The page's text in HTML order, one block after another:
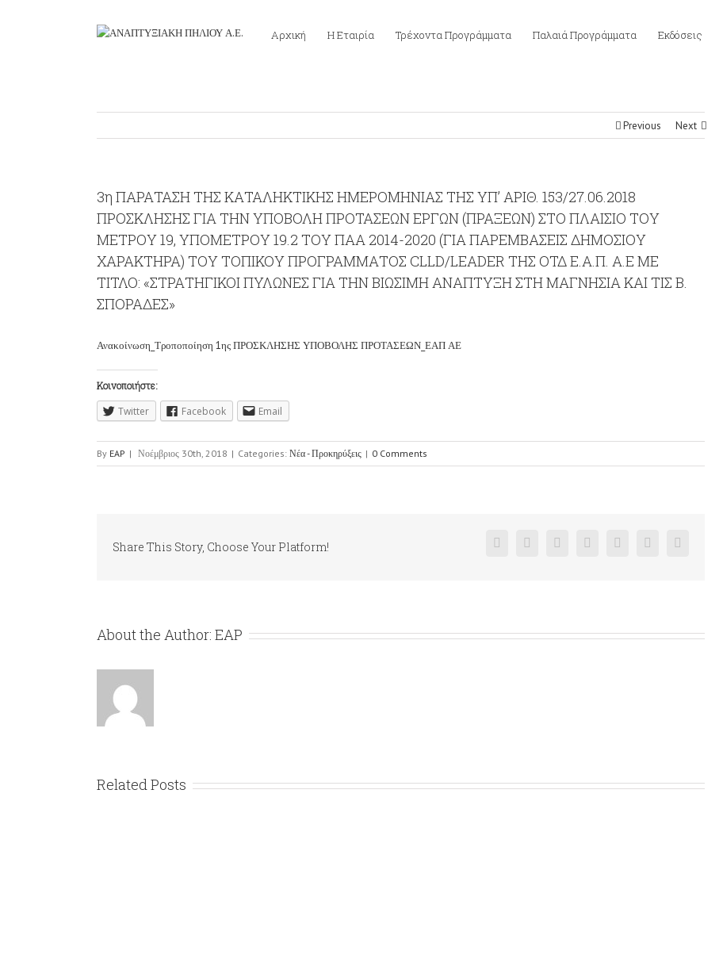
Αρχική Η Εταιρία Τρέχοντα Προγράμματα Παλαιά Προγράμματα Εκδόσεις
Previous Next
3η ΠΑΡΑΤΑΣΗ ΤΗΣ ΚΑΤΑΛΗΚΤΙΚΗΣ ΗΜΕΡΟΜΗΝΙΑΣ ΤΗΣ ΥΠ’ ΑΡΙΘ. 153/27.06.2018
ΠΡΟΣΚΛΗΣΗΣ ΓΙΑ ΤΗΝ ΥΠΟΒΟΛΗ ΠΡΟΤΑΣΕΩΝ ΕΡΓΩΝ (ΠΡΑΞΕΩΝ) ΣΤΟ ΠΛΑΙΣΙΟ ΤΟΥ
ΜΕΤΡΟΥ 19, ΥΠΟΜΕΤΡΟΥ 19.2 ΤΟΥ ΠΑΑ 2014-2020 (ΓΙΑ ΠΑΡΕΜΒΑΣΕΙΣ ΔΗΜΟΣΙΟΥ
ΧΑΡΑΚΤΗΡΑ) ΤΟΥ ΤΟΠΙΚΟΥ ΠΡΟΓΡΑΜΜΑΤΟΣ CLLD/LEADER ΤΗΣ ΟΤΔ Ε.Α.Π. Α.Ε ΜΕ
ΤΙΤΛΟ: «ΣΤΡΑΤΗΓΙΚΟΙ ΠΥΛΩΝΕΣ ΓΙΑ ΤΗΝ ΒΙΩΣΙΜΗ ΑΝΑΠΤΥΞΗ ΣΤΗ ΜΑΓΝΗΣΙΑ ΚΑΙ ΤΙΣ Β.
ΣΠΟΡΑΔΕΣ»
Ανακοίνωση_Τροποποίηση 1ης ΠΡΟΣΚΛΗΣΗΣ ΥΠΟΒΟΛΗΣ ΠΡΟΤΑΣΕΩΝ_ΕΑΠ ΑΕ
Κοινοποιήστε:
Twitter Facebook Email
By EAP | Νοέμβριος 30th, 2018 | Categories: Νέα - Προκηρύξεις | 0 Comments
Share This Story, Choose Your Platform! FacebookTwitter LinkedinReddit Google+Pinterest
About the Author: EAP
Related Posts